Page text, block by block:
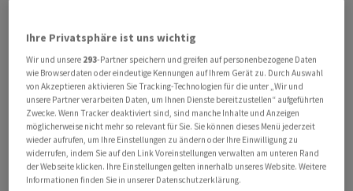
Das schreibt die Eidgenössische Finanzkontrolle (EFK)
im am Mittwoch veröffentlichten Bericht zur gesetzlich
vorgeschriebenen regelmässigen
Subventionsüberprüfung. 2024 stellte der Bund 284
Kredite für insgesamt über 48,4 Milliarden Franken für
Finanzhilfen und Abgeltungen bereit.
Ihre Privatsphäre ist uns wichtig
Wir und unsere 293-Partner speichern und greifen auf personenbezogene Daten
wie Browserdaten oder eindeutige Kennungen auf Ihrem Gerät zu. Durch Auswahl
von Akzeptieren aktivieren Sie Tracking-Technologien für die unter „Wir und
unsere Partner verarbeiten Daten, um Ihnen Dienste bereitzustellen“ aufgeführten
Zwecke. Wenn Tracker deaktiviert sind, sind manche Inhalte und Anzeigen
möglicherweise nicht mehr so relevant für Sie. Sie können dieses Menü jederzeit
wieder aufrufen, um Ihre Einstellungen zu ändern oder Ihre Einwilligung zu
widerrufen, indem Sie auf den Link Voreinstellungen verwalten am unteren Rand
der Webseite klicken. Ihre Einstellungen gelten innerhalb unseres Website. Weitere
Informationen finden Sie in unserer Datenschutzerklärung.